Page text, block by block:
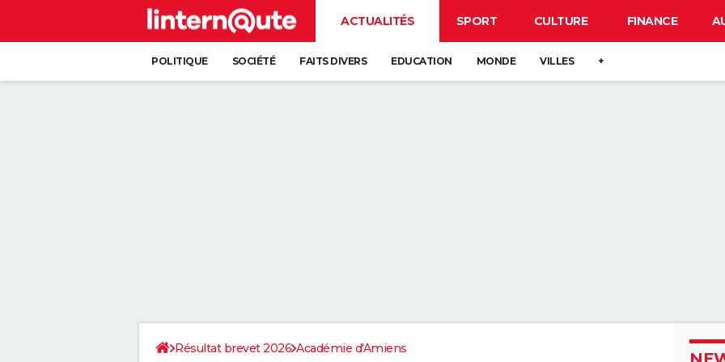
ACTUALITÉS SPORT CULTURE FINANCE
POLITIQUE SOCIÉTÉ FAITS DIVERS EDUCATION MONDE VILLES +
Résultat brevet 2026 Académie d'Amiens